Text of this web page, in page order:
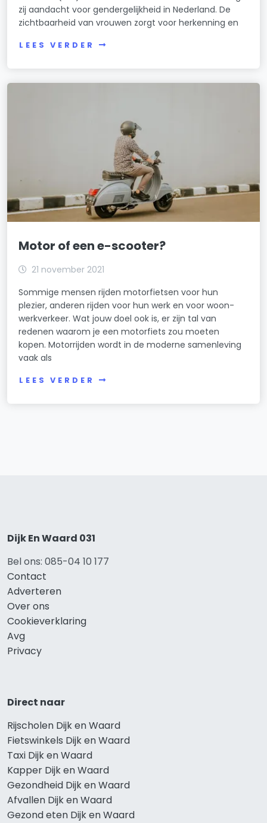
zij aandacht voor gendergelijkheid in Nederland. De
zichtbaarheid van vrouwen zorgt voor herkenning en
LEES VERDER
Motor of een e-scooter?
21 november 2021
Sommige mensen rijden motorfietsen voor hun
plezier, anderen rijden voor hun werk en voor woon-
werkverkeer. Wat jouw doel ook is, er zijn tal van
redenen waarom je een motorfiets zou moeten
kopen. Motorrijden wordt in de moderne samenleving
vaak als
LEES VERDER
Dijk En Waard 031
Bel ons: 085-04 10 177
Contact
Adverteren
Over ons
Cookieverklaring
Avg
Privacy
Direct naar
Rijscholen Dijk en Waard
Fietswinkels Dijk en Waard
Taxi Dijk en Waard
Kapper Dijk en Waard
Gezondheid Dijk en Waard
Afvallen Dijk en Waard
Gezond eten Dijk en Waard